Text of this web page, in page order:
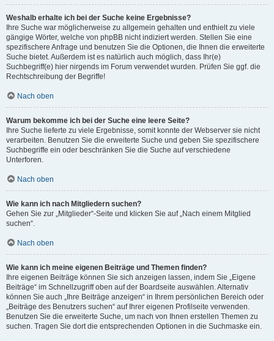
Weshalb erhalte ich bei der Suche keine Ergebnisse?
Ihre Suche war möglicherweise zu allgemein gehalten und enthielt zu viele
gängige Wörter, welche von phpBB nicht indiziert werden. Stellen Sie eine
spezifischere Anfrage und benutzen Sie die Optionen, die Ihnen die erweiterte
Suche bietet. Außerdem ist es natürlich auch möglich, dass Ihr(e)
Suchbegriff(e) hier nirgends im Forum verwendet wurden. Prüfen Sie ggf. die
Rechtschreibung der Begriffe!
Nach oben
Warum bekomme ich bei der Suche eine leere Seite?
Ihre Suche lieferte zu viele Ergebnisse, somit konnte der Webserver sie nicht
verarbeiten. Benutzen Sie die erweiterte Suche und geben Sie spezifischere
Suchbegriffe ein oder beschränken Sie die Suche auf verschiedene
Unterforen.
Nach oben
Wie kann ich nach Mitgliedern suchen?
Gehen Sie zur „Mitglieder“-Seite und klicken Sie auf „Nach einem Mitglied
suchen“.
Nach oben
Wie kann ich meine eigenen Beiträge und Themen finden?
Ihre eigenen Beiträge können Sie sich anzeigen lassen, indem Sie „Eigene
Beiträge“ im Schnellzugriff oben auf der Boardseite auswählen. Alternativ
können Sie auch „Ihre Beiträge anzeigen“ in Ihrem persönlichen Bereich oder
„Beiträge des Benutzers suchen“ auf Ihrer eigenen Profilseite verwenden.
Benutzen Sie die erweiterte Suche, um nach von Ihnen erstellen Themen zu
suchen. Tragen Sie dort die entsprechenden Optionen in die Suchmaske ein.